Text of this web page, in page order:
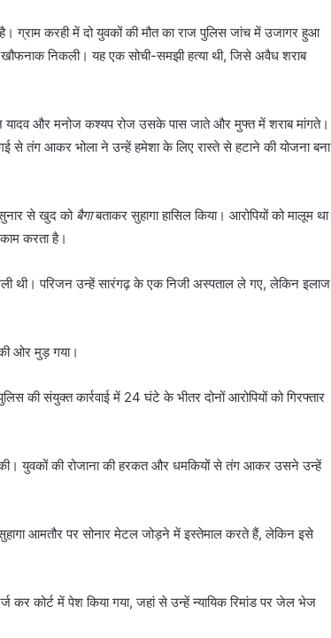
ग्राम करही में दो युवकों की मौत का राज पुलिस जांच में उजागर हुआ
निकली। यह एक सोची-समझी हत्या थी, जिसे अवैध शराब
और मनोज कश्यप रोज उसके पास जाते और मुफ्त में शराब मांगते।
से तंग आकर भोला ने उन्हें हमेशा के लिए रास्ते से हटाने की योजना बना
से खुद को बैगाबताकर सुहागा हासिल किया। आरोपियों को मालूम था
करता है।
थी। परिजन उन्हें सारंगढ़ के एक निजी अस्पताल ले गए, लेकिन इलाज
ओर मुड़ गया।
की संयुक्त कार्रवाई में 24 घंटे के भीतर दोनों आरोपियों को गिरफ्तार
युवकों की रोजाना की हरकत और धमकियों से तंग आकर उसने उन्हें
आमतौर पर सोनार मेटल जोड़ने में इस्तेमाल करते हैं, लेकिन इसे
कर कोर्ट में पेश किया गया, जहां से उन्हें न्यायिक रिमांड पर जेल भेज